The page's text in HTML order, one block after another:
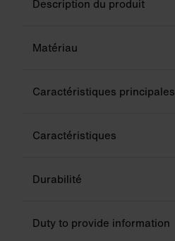
Description du produit
Matériau
Caractéristiques principales
Caractéristiques
Durabilité
Duty to provide information